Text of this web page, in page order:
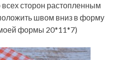
всех сторон растопленным
швом вниз в форму
формы 20*11*7)